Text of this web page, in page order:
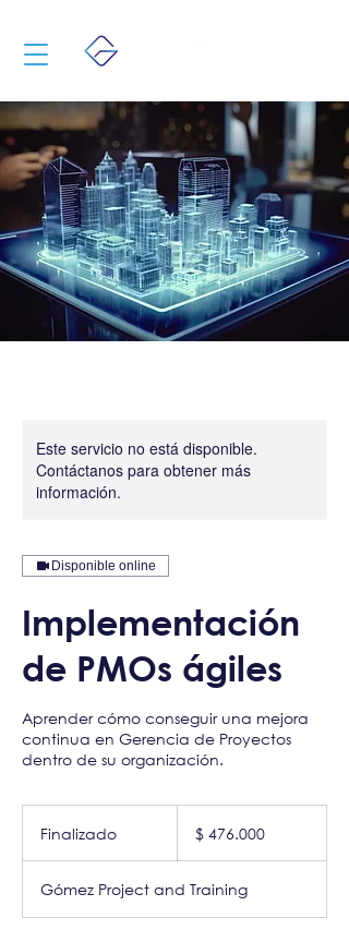
Este servicio no está disponible.
Contáctanos para obtener más
información.
Disponible online
Implementación
de PMOs ágiles
Aprender cómo conseguir una mejora
continua en Gerencia de Proyectos
dentro de su organización.
Finalizado
a
l
colombianos
$ 476.000
Gómez Project and Training